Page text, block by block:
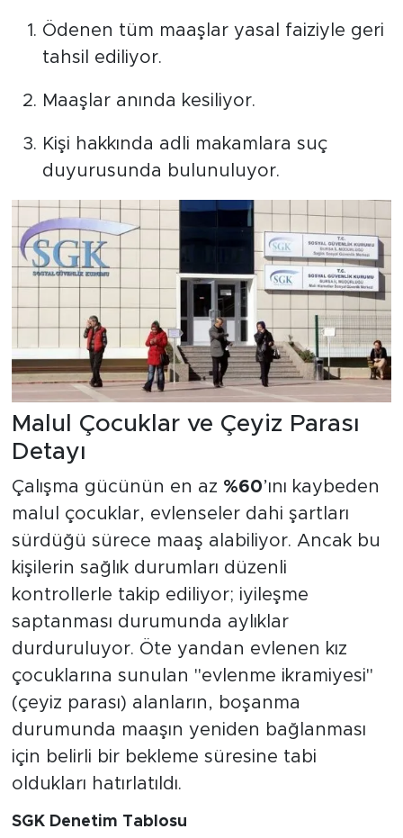
Ödenen tüm maaşlar yasal faiziyle geri
tahsil ediliyor.
Maaşlar anında kesiliyor.
Kişi hakkında adli makamlara suç
duyurusunda bulunuluyor.
Malul Çocuklar ve Çeyiz Parası
Detayı
Çalışma gücünün en az %60’ını kaybeden
malul çocuklar, evlenseler dahi şartları
sürdüğü sürece maaş alabiliyor. Ancak bu
kişilerin sağlık durumları düzenli
kontrollerle takip ediliyor; iyileşme
saptanması durumunda aylıklar
durduruluyor. Öte yandan evlenen kız
çocuklarına sunulan "evlenme ikramiyesi"
(çeyiz parası) alanların, boşanma
durumunda maaşın yeniden bağlanması
için belirli bir bekleme süresine tabi
oldukları hatırlatıldı.
SGK Denetim Tablosu